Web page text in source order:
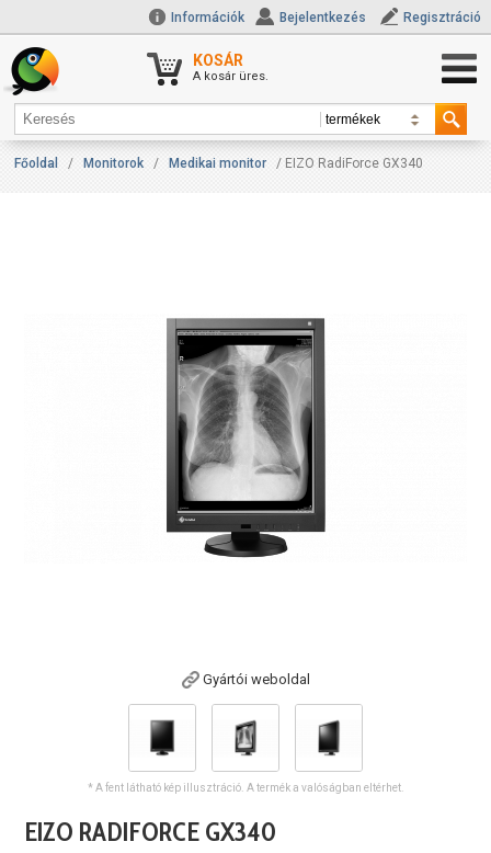
Információk Bejelentkezés Regisztráció
KOSÁR
A kosár üres.
Főoldal / Monitorok / Medikai monitor / EIZO RadiForce GX340
Gyártói weboldal
* A fent látható kép illusztráció. A termék a valóságban eltérhet.
EIZO RADIFORCE GX340